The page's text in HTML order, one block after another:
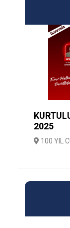
2025
100 YIL